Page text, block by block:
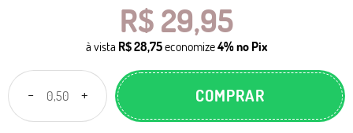
R$ 29,95
à vista R$ 28,75economize4%no Pix
COMPRAR